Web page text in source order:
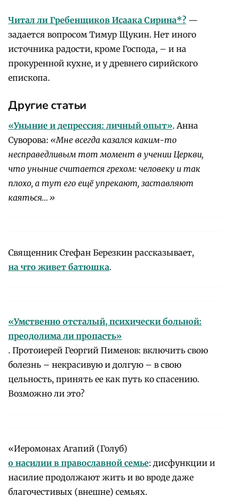
Читал ли Гребенщиков Исаака Сирина*? —
задается вопросом Тимур Щукин. Нет иного
источника радости, кроме Господа, – и на
прокуренной кухне, и у древнего сирийского
епископа.
Другие статьи
«Уныние и депрессия: личный опыт». Анна
Суворова: «Мне всегда казался каким-то
несправедливым тот момент в учении Церкви,
что уныние считается грехом: человеку и так
плохо, а тут его ещё упрекают, заставляют
каяться...»
Священник Стефан Березкин рассказывает,
на что живет батюшка.
«Умственно отсталый, психически больной:
преодолима ли пропасть»
. Протоиерей Георгий Пименов: включить свою
болезнь – некрасивую и долгую – в свою
цельность, принять ее как путь ко спасению.
Возможно ли это?
«Иеромонах Агапий (Голуб)
о насилии в православной семье: дисфункции и
насилие продолжают жить и во вроде даже
благочестивых (внешне) семьях.